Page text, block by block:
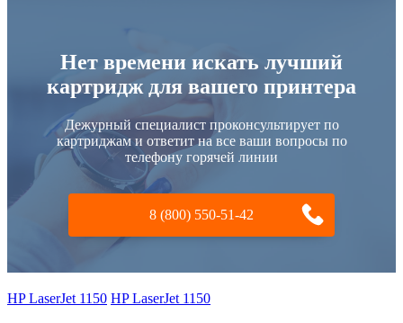
Нет времени искать лучший
картридж для вашего принтера
Дежурный специалист проконсультирует по
картриджам и ответит на все ваши вопросы по
телефону горячей линии
8 (800) 550-51-42
HP LaserJet 1150 HP LaserJet 1150